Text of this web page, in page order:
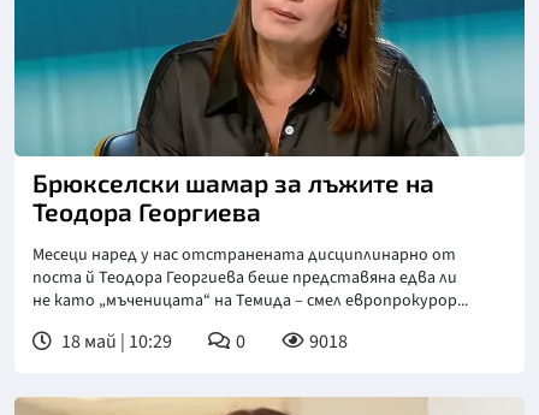
Брюкселски шамар за лъжите на
Теодора Георгиева
Месеци наред у нас отстранената дисциплинарно от
поста й Теодора Георгиева беше представяна едва ли
не като „мъченицата“ на Темида – смел европрокурор...
18 май | 10:29 0 9018